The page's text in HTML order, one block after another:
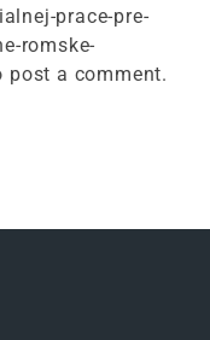
prace-pre-
romske-
post a comment.